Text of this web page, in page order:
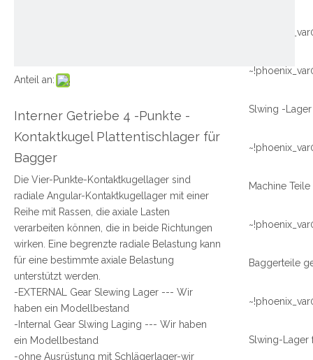
Anteil an:
Interner Getriebe 4 -Punkte -
Kontaktkugel Plattentischlager für
Bagger
Die Vier-Punkte-Kontaktkugellager sind
radiale Angular-Kontaktkugellager mit einer
Reihe mit Rassen, die axiale Lasten
verarbeiten können, die in beide Richtungen
wirken. Eine begrenzte radiale Belastung kann
für eine bestimmte axiale Belastung
unterstützt werden.
-EXTERNAL Gear Slewing Lager --- Wir
haben ein Modellbestand
-Internal Gear Slwing Laging --- Wir haben
ein Modellbestand
-ohne Ausrüstung mit Schlägerlager-wir
Machine
Baggerteile
Slwing-Lager